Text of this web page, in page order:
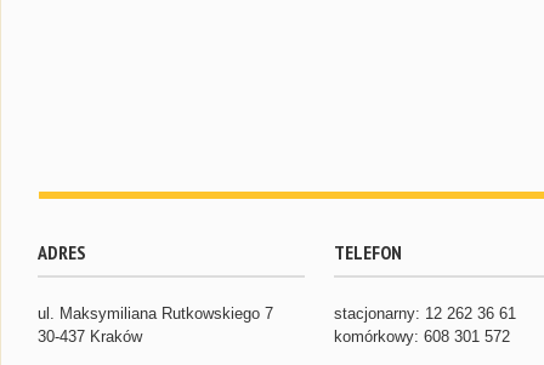
ADRES
ul. Maksymiliana Rutkowskiego 7
30-437 Kraków
TELEFON
stacjonarny: 12 262 36 61
komórkowy: 608 301 572